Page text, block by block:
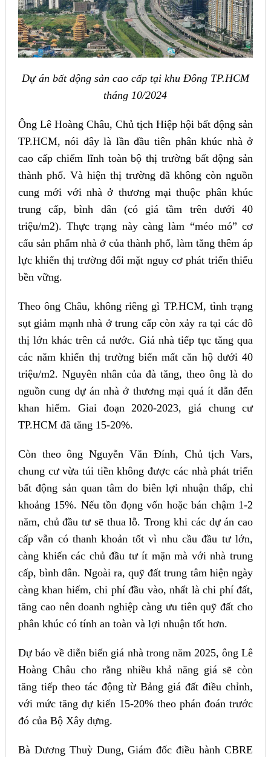
Dự án bất động sản cao cấp tại khu Đông TP.HCM
tháng 10/2024
Ông Lê Hoàng Châu, Chủ tịch Hiệp hội bất động sản
TP.HCM, nói đây là lần đầu tiên phân khúc nhà ở
cao cấp chiếm lĩnh toàn bộ thị trường bất động sản
thành phố. Và hiện thị trường đã không còn nguồn
cung mới với nhà ở thương mại thuộc phân khúc
trung cấp, bình dân (có giá tầm trên dưới 40
triệu/m2). Thực trạng này càng làm “méo mó” cơ
cấu sản phẩm nhà ở của thành phố, làm tăng thêm áp
lực khiến thị trường đối mặt nguy cơ phát triển thiếu
bền vững.
Theo ông Châu, không riêng gì TP.HCM, tình trạng
sụt giảm mạnh nhà ở trung cấp còn xảy ra tại các đô
thị lớn khác trên cả nước. Giá nhà tiếp tục tăng qua
các năm khiến thị trường biến mất căn hộ dưới 40
triệu/m2. Nguyên nhân của đà tăng, theo ông là do
nguồn cung dự án nhà ở thương mại quá ít dẫn đến
khan hiếm. Giai đoạn 2020-2023, giá chung cư
TP.HCM đã tăng 15-20%.
Còn theo ông Nguyễn Văn Đính, Chủ tịch Vars,
chung cư vừa túi tiền không được các nhà phát triển
bất động sản quan tâm do biên lợi nhuận thấp, chỉ
khoảng 15%. Nếu tồn đọng vốn hoặc bán chậm 1-2
năm, chủ đầu tư sẽ thua lỗ. Trong khi các dự án cao
cấp vẫn có thanh khoản tốt vì nhu cầu đầu tư lớn,
càng khiến các chủ đầu tư ít mặn mà với nhà trung
cấp, bình dân. Ngoài ra, quỹ đất trung tâm hiện ngày
càng khan hiếm, chi phí đầu vào, nhất là chi phí đất,
tăng cao nên doanh nghiệp càng ưu tiên quỹ đất cho
phân khúc có tính an toàn và lợi nhuận tốt hơn.
Dự báo về diễn biến giá nhà trong năm 2025, ông Lê
Hoàng Châu cho rằng nhiều khả năng giá sẽ còn
tăng tiếp theo tác động từ Bảng giá đất điều chỉnh,
với mức tăng dự kiến 15-20% theo phán đoán trước
đó của Bộ Xây dựng.
Bà Dương Thuỳ Dung, Giám đốc điều hành CBRE